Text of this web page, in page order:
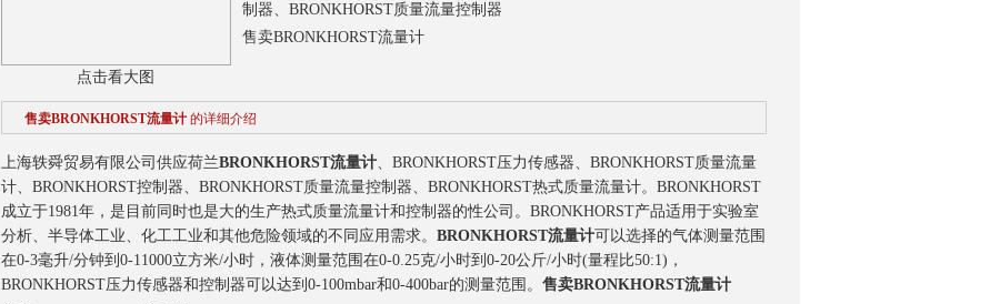
点击看大图
制器、BRONKHORST质量流量控制器
售卖BRONKHORST流量计
售卖BRONKHORST流量计 的详细介绍
上海轶舜贸易有限公司供应荷兰BRONKHORST流量计、BRONKHORST压力传感器、BRONKHORST质量流量
计、BRONKHORST控制器、BRONKHORST质量流量控制器、BRONKHORST热式质量流量计。BRONKHORST
成立于1981年，是目前同时也是大的生产热式质量流量计和控制器的性公司。BRONKHORST产品适用于实验室
分析、半导体工业、化工工业和其他危险领域的不同应用需求。 BRONKHORST流量计可以选择的气体测量范围
在0-3毫升/分钟到0-11000立方米/小时，液体测量范围在0-0.25克/小时到0-20公斤/小时(量程比50:1)，
BRONKHORST压力传感器和控制器可以达到0-100mbar和0-400bar的测量范围。 售卖BRONKHORST流量计